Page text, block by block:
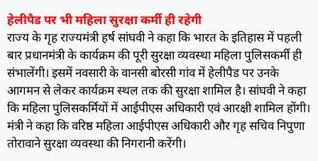
हेलीपैड पर भी महिला सुरक्षा कर्मी ही रहेगी
राज्य के गृह राज्यमंत्री हर्ष सांघवी ने कहा कि भारत के इतिहास में पहली
बार प्रधानमंत्री के कार्यक्रम की पूरी सुरक्षा व्यवस्था महिला पुलिसकर्मी ही
संभालेंगी। इसमें नवसारी के वानसी बोरसी गांव में हेलीपैड पर उनके
आगमन से लेकर कार्यक्रम स्थल तक की सुरक्षा शामिल है। सांघवी ने कहा
कि महिला पुलिसकर्मियों में आईपीएस अधिकारी एवं आरक्षी शामिल होंगी।
मंत्री ने कहा कि वरिष्ठ महिला आईपीएस अधिकारी और गृह सचिव निपुणा
तोरावाने सुरक्षा व्यवस्था की निगरानी करेंगी।